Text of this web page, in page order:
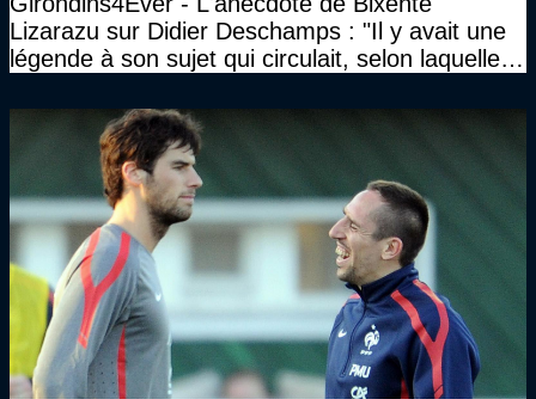
Lizarazu sur Didier Deschamps : "Il y avait une
légende à son sujet qui circulait, selon laquelle il